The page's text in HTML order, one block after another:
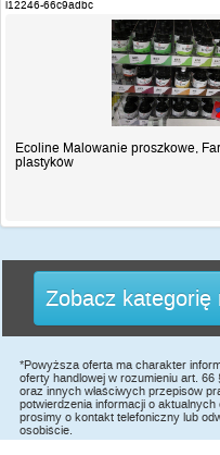
i12246-66c9adbc
Ecoline Malowanie proszkowe,
plastyków
Zobacz kategorię
*Powyższa oferta ma charakter
oferty handlowej w rozumieniu art.
oraz innych właściwych przepisów
potwierdzenia informacji o
prosimy o kontakt telefoniczny lub
osobiście.